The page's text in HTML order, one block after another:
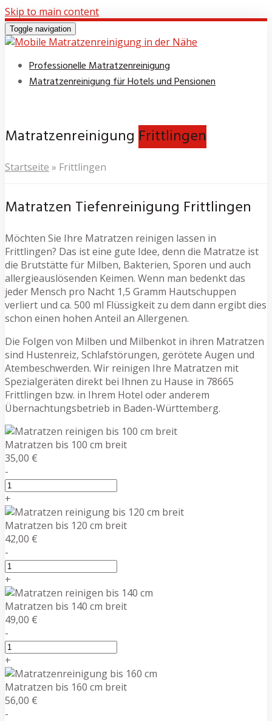
Skip to main content
Toggle navigation
Professionelle Matratzenreinigung
Matratzenreinigung für Hotels und Pensionen
Matratzenreinigung Frittlingen
Startseite » Frittlingen
Matratzen Tiefenreinigung Frittlingen
Möchten Sie Ihre Matratzen reinigen lassen in
Frittlingen? Das ist eine gute Idee, denn die Matratze ist
die Brutstätte für Milben, Bakterien, Sporen und auch
allergieauslösenden Keimen. Wenn man bedenkt das
jeder Mensch pro Nacht 1,5 Gramm Hautschuppen
verliert und ca. 500 ml Flüssigkeit zu dem dann ergibt dies
schon einen hohen Anteil an Allergenen.
Die Folgen von Milben und Milbenkot in ihren Matratzen
sind Hustenreiz, Schlafstörungen, gerötete Augen und
Atembeschwerden. Wir reinigen Ihre Matratzen mit
Spezialgeräten direkt bei Ihnen zu Hause in 78665
Frittlingen bzw. in Ihrem Hotel oder anderem
Übernachtungsbetrieb in Baden-Württemberg.
Matratzen bis 100 cm breit
35,00 €
-
+
Matratzen bis 120 cm breit
42,00 €
-
+
Matratzen bis 140 cm breit
49,00 €
-
+
Matratzen bis 160 cm breit
56,00 €
-